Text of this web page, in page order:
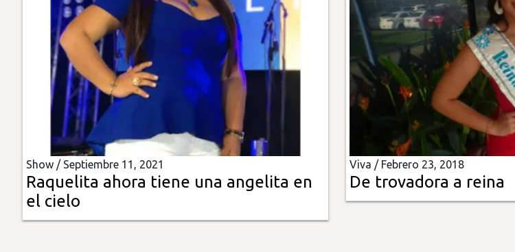
Deportes
Insólitas
Multimedia
Impreso
Show / Septiembre 11, 2021
Raquelita ahora tiene una angelita en
el cielo
Viva / Febrero 23, 2018
De trovadora a reina